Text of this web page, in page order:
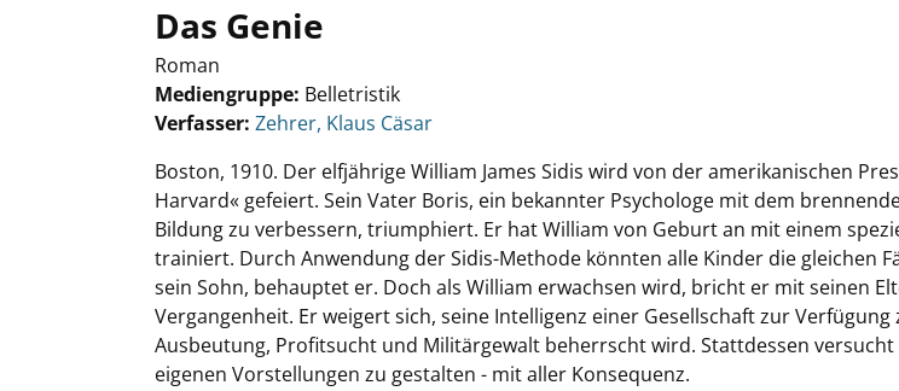
Das Genie
Roman
Mediengruppe: Belletristik
Verfasser: Suche nach diesem Verfasser
Zehrer, Klaus Cäsar
Boston, 1910. Der elfjährige William James Sidis wird von der amerikanischen
Harvard« gefeiert. Sein Vater Boris, ein bekannter Psychologe mit dem
Bildung zu verbessern, triumphiert. Er hat William von Geburt an mit einem
trainiert. Durch Anwendung der Sidis-Methode könnten alle Kinder die gleichen
sein Sohn, behauptet er. Doch als William erwachsen wird, bricht er mit seinen
Vergangenheit. Er weigert sich, seine Intelligenz einer Gesellschaft zur Verfügung
Ausbeutung, Profitsucht und Militärgewalt beherrscht wird. Stattdessen versucht
eigenen Vorstellungen zu gestalten - mit aller Konsequenz.